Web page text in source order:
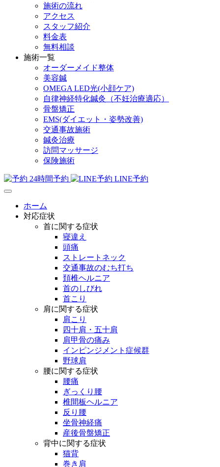
施術の流れ
アクセス
スタッフ紹介
料金表
無料相談
施術一覧
オーダーメイド整体
美容鍼
OMEGA LED光(小顔ケア)
自律神経特化鍼灸（不妊治療適応）
骨盤矯正
EMS(ダイエット・姿勢改善)
交通事故施術
鍼灸治療
訪問マッサージ
保険施術
24時間予約 LINE予約
ホーム
対応症状
首に関する症状
寝違え
頭痛
ストレートネック
交通事故のむち打ち
頚椎ヘルニア
首のしびれ
首こり
肩に関する症状
肩こり
四十肩・五十肩
肩甲骨の痛み
インピンジメント症候群
野球肩
腰に関する症状
腰痛
ぎっくり腰
椎間板ヘルニア
反り腰
坐骨神経痛
産後骨盤矯正
背中に関する症状
猫背
巻き肩